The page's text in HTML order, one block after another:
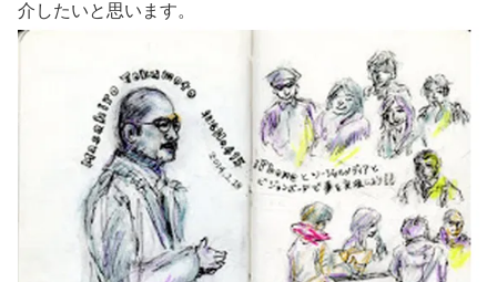
介したいと思います。